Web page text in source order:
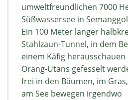
umweltfreundlichen 7000
Süßwassersee in
Ein 100 Meter langer
Stahlzaun-Tunnel, in dem
einem Käfig
Orang-Utans gefesselt
frei in den Bäumen, im
am See bewegen irgendwo